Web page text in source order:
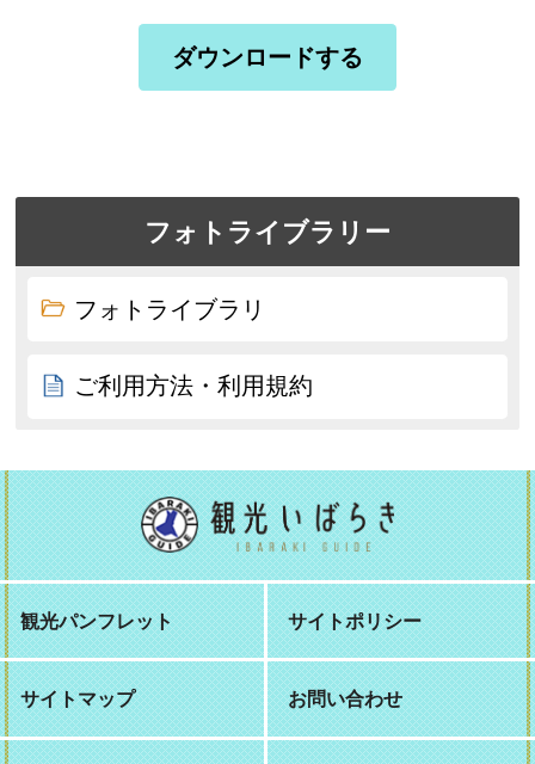
ダウンロードする
フォトライブラリー
フォトライブラリ
ご利用方法・利用規約
観光パンフレット サイトポリシー
サイトマップ お問い合わせ